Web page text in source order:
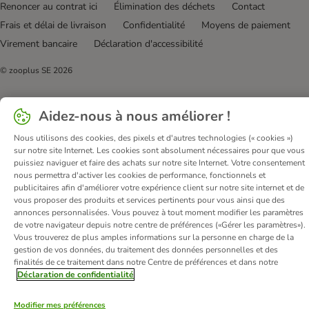
Renoncer au contrat ici
Élimination des déchets
Contact
Frais et délai de livraison
Confidentialité
Moyens de paiement
Virement bancaire
Déclaration d'accessibilité
© zooplus SE 2026
Aidez-nous à nous améliorer !
Nous utilisons des cookies, des pixels et d'autres technologies (« cookies »)
sur notre site Internet. Les cookies sont absolument nécessaires pour que vous
puissiez naviguer et faire des achats sur notre site Internet. Votre consentement
nous permettra d'activer les cookies de performance, fonctionnels et
publicitaires afin d'améliorer votre expérience client sur notre site internet et de
vous proposer des produits et services pertinents pour vous ainsi que des
annonces personnalisées. Vous pouvez à tout moment modifier les paramètres
de votre navigateur depuis notre centre de préférences («Gérer les paramètres»).
Vous trouverez de plus amples informations sur la personne en charge de la
gestion de vos données, du traitement des données personnelles et des
finalités de ce traitement dans notre Centre de préférences et dans notre
Déclaration de confidentialité
Modifier mes préférences